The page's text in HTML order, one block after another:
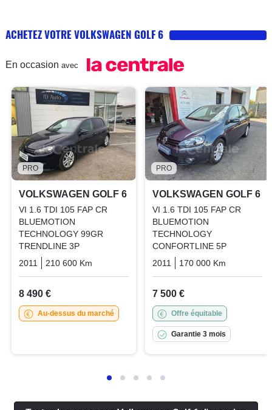
ACHETEZ VOTRE VOLKSWAGEN GOLF 6
En occasion avec
PRO
VOLKSWAGEN GOLF 6
VI 1.6 TDI 105 FAP CR
BLUEMOTION
TECHNOLOGY 99GR
TRENDLINE 3P
2011
210 600 Km Diesel
8 490 €
Au-dessus du marché
PRO
VOLKSWAGEN GOLF 6
VI 1.6 TDI 105 FAP CR
BLUEMOTION
TECHNOLOGY
CONFORTLINE 5P
2011
170 000 Km
7 500 €
Offre équitable
Garantie 3 mois